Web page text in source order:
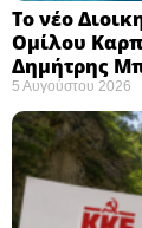
Το νέο
Ομίλου
Δημήτρης
5 Αυγούστου 2026